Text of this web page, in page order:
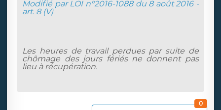
Modifié par LOI n°2016-1088 du 8 août 2016 -
art. 8 (V)
Les heures de travail perdues par suite de
chômage des jours fériés ne donnent pas
lieu à récupération.
0